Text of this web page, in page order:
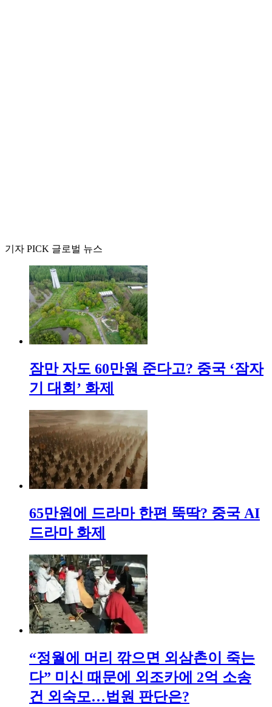
기자 PICK 글로벌 뉴스
잠만 자도 60만원 준다고? 중국 ‘잠자
기 대회’ 화제
65만원에 드라마 한편 뚝딱? 중국 AI
드라마 화제
“정월에 머리 깎으면 외삼촌이 죽는
다” 미신 때문에 외조카에 2억 소송
건 외숙모…법원 판단은?